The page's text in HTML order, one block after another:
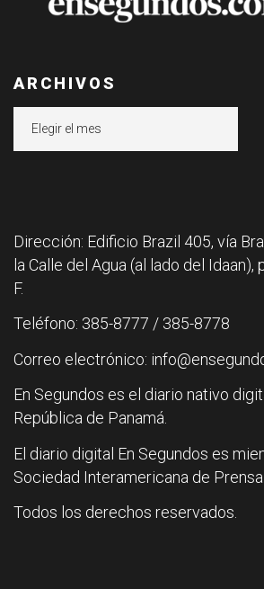
ARCHIVOS
Dirección: Edificio Brazil 405, vía
la Calle del Agua (al lado del Idaan),
F.
Teléfono: 385-8777 / 385-8778
Correo electrónico:
En Segundos es el diario nativo
República de Panamá.
El diario digital En Segundos es
Sociedad Interamericana de Prensa
Todos los derechos reservados.